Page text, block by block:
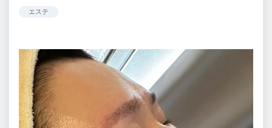
エステ